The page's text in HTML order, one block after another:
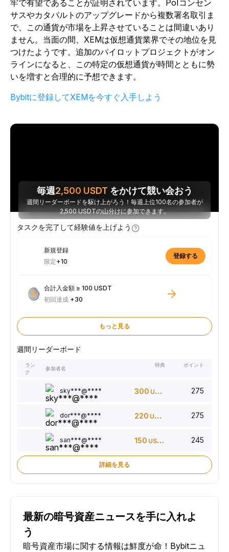
牢で有望であることが証明されています。PoIコンセン
サスやカタパルトのアップグレードから複数署名取引ま
で、この通貨が市場を上昇させていることは間違いあり
ません。当面の間、XEMは仮想通貨業界でその地位を見
つけたようです。追加のパイロットプロジェクトがオン
ラインになると、この特定の仮想通貨が時間とともに勢
いを増すと合理的に予想できます。
Bybitに登録してXEMを今すぐ入手しよう
毎週2,500 USDT をかけて競い会おう
週間リーダーボードを駆け上がろう！毎週上位100名の参加者が
2,500 USDTの山分けに参加できます。
タスクを完了して経験値を上げよう
新規登録
限定+10
登録する
合計入金額 ≥ 100 USDT
初回達成 +30
もっと見る
週間リーダーボード
ラン
ク
参加者名
特典 ポイント
sky***@**** 300 USDT 275
dor***@**** 220 USDT 275
san***@**** 150 USDT 245
詳細を見る
最新の暗号資産ニュースを手に入れよ
う
暗号資産市場に関する情報は鮮度が命！Bybitニュ